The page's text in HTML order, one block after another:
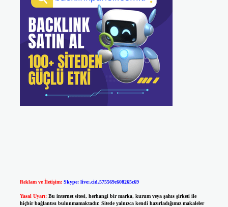
Reklam ve İletişim: Skype: live:.cid.575569c608265c69
Yasal Uyarı: Bu internet sitesi, herhangi bir marka, kurum veya şahıs şirketi ile
hiçbir bağlantısı bulunmamaktadır. Sitede yalnızca kendi hazırladığımız makaleler